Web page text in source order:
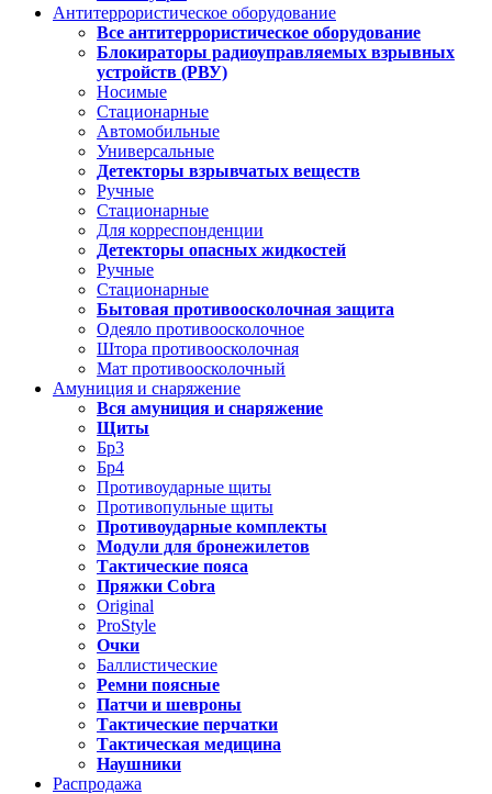
Антитеррористическое оборудование
Все антитеррористическое оборудование
Блокираторы радиоуправляемых взрывных
устройств (РВУ)
Носимые
Стационарные
Автомобильные
Универсальные
Детекторы взрывчатых веществ
Ручные
Стационарные
Для корреспонденции
Детекторы опасных жидкостей
Ручные
Стационарные
Бытовая противоосколочная защита
Одеяло противоосколочное
Штора противоосколочная
Мат противоосколочный
Амуниция и снаряжение
Вся амуниция и снаряжение
Щиты
Бр3
Бр4
Противоударные щиты
Противопульные щиты
Противоударные комплекты
Модули для бронежилетов
Тактические пояса
Пряжки Cobra
Original
ProStyle
Очки
Баллистические
Ремни поясные
Патчи и шевроны
Тактические перчатки
Тактическая медицина
Наушники
Распродажа